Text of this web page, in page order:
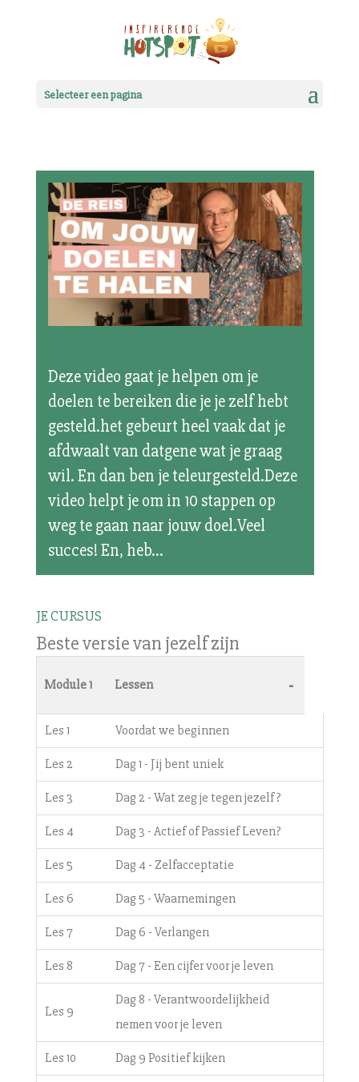
Selecteer een pagina
Deze video gaat je helpen om je
doelen te bereiken die je je zelf hebt
gesteld.het gebeurt heel vaak dat je
afdwaalt van datgene wat je graag
wil. En dan ben je teleurgesteld.Deze
video helpt je om in 10 stappen op
weg te gaan naar jouw doel.Veel
succes! En, heb...
JE CURSUS
Beste versie van jezelf zijn
Module 1 Lessen -
Les 1 Voordat we beginnen
Les 2 Dag 1 - Jij bent uniek
Les 3 Dag 2 - Wat zeg je tegen jezelf?
Les 4 Dag 3 - Actief of Passief Leven?
Les 5 Dag 4 - Zelfacceptatie
Les 6 Dag 5 - Waarnemingen
Les 7 Dag 6 - Verlangen
Les 8 Dag 7 - Een cijfer voor je leven
Les 9
Dag 8 - Verantwoordelijkheid
nemen voor je leven
Les 10 Dag 9 Positief kijken